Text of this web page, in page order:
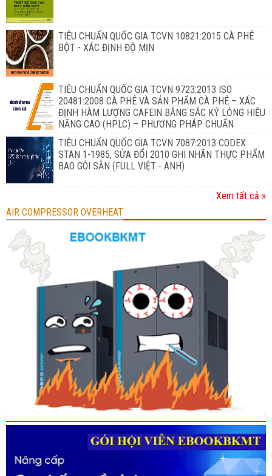
TIÊU CHUẨN QUỐC GIA TCVN 10821:2015 CÀ PHÊ
BỘT - XÁC ĐỊNH ĐỘ MỊN
TIÊU CHUẨN QUỐC GIA TCVN 9723:2013 ISO
20481:2008 CÀ PHÊ VÀ SẢN PHẨM CÀ PHÊ – XÁC
ĐỊNH HÀM LƯỢNG CAFEIN BẰNG SẮC KÝ LỎNG HIỆU
NĂNG CAO (HPLC) – PHƯƠNG PHÁP CHUẨN
TIÊU CHUẨN QUỐC GIA TCVN 7087:2013 CODEX
STAN 1-1985, SỬA ĐỔI 2010 GHI NHÃN THỰC PHẨM
BAO GÓI SẴN (FULL VIỆT - ANH)
Xem tất cả »
AIR COMPRESSOR OVERHEAT